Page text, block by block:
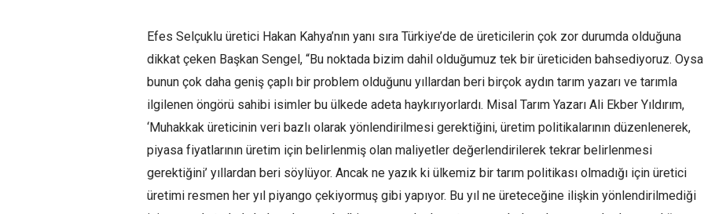
Efes Selçuklu üretici Hakan Kahya’nın yanı sıra Türkiye’de de üreticilerin çok zor durumda olduğuna
dikkat çeken Başkan Sengel, “Bu noktada bizim dahil olduğumuz tek bir üreticiden bahsediyoruz. Oysa
bunun çok daha geniş çaplı bir problem olduğunu yıllardan beri birçok aydın tarım yazarı ve tarımla
ilgilenen öngörü sahibi isimler bu ülkede adeta haykırıyorlardı. Misal Tarım Yazarı Ali Ekber Yıldırım,
‘Muhakkak üreticinin veri bazlı olarak yönlendirilmesi gerektiğini, üretim politikalarının düzenlenerek,
piyasa fiyatlarının üretim için belirlenmiş olan maliyetler değerlendirilerek tekrar belirlenmesi
gerektiğini’ yıllardan beri söylüyor. Ancak ne yazık ki ülkemiz bir tarım politikası olmadığı için üretici
üretimi resmen her yıl piyango çekiyormuş gibi yapıyor. Bu yıl ne üreteceğine ilişkin yönlendirilmediği